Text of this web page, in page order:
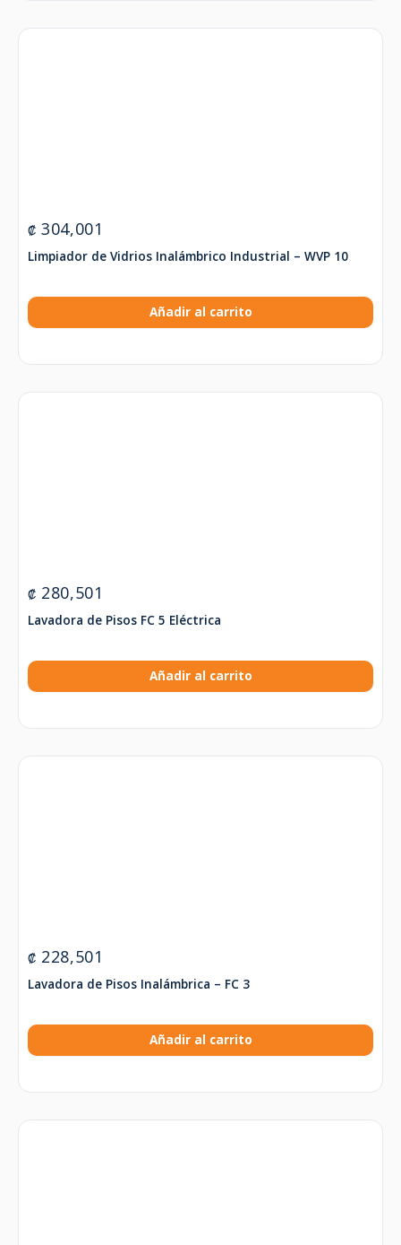
₡ 304,001
Limpiador de Vidrios Inalámbrico Industrial – WVP 10
Añadir al carrito
₡ 280,501
Lavadora de Pisos FC 5 Eléctrica
Añadir al carrito
₡ 228,501
Lavadora de Pisos Inalámbrica – FC 3
Añadir al carrito